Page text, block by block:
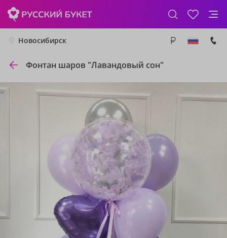
Новосибирск
Фонтан шаров "Лавандовый сон"